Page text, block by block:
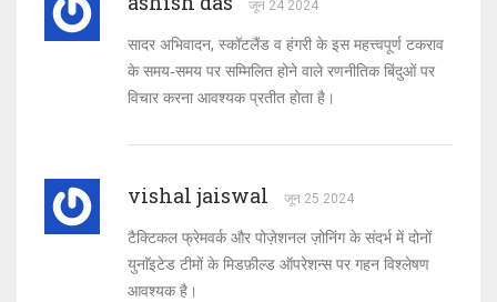
जून 24 2024
सादर अभिवादन, स्कॉटलैंड व हंगरी के इस महत्त्वपूर्ण टकराव
के समय‑समय पर सम्मिलित होने वाले रणनीतिक बिंदुओं पर
विचार करना आवश्यक प्रतीत होता है।
vishal jaiswal जून 25 2024
टैक्टिकल फ्रेमवर्क और पोज़ेशनल ज़ोनिंग के संदर्भ में दोनों
युनाॅइटेड टीमों के मिडफ़ील्ड ऑपरेशन्स पर गहन विश्लेषण
आवश्यक है।